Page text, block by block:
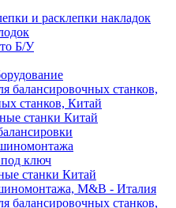
и расклепки накладок
Б/У
балансировочных станков,
станков, Китай
станки Китай
ключ
станки Китай
M&B - Италия
балансировочных станков,